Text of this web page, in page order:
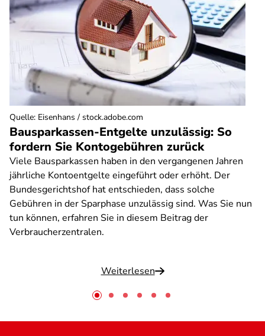
Bausparkassen-Entgelte unzulässig: So
fordern Sie Kontogebühren zurück
Viele Bausparkassen haben in den vergangenen Jahren
jährliche Kontoentgelte eingeführt oder erhöht. Der
Bundesgerichtshof hat entschieden, dass solche
Gebühren in der Sparphase unzulässig sind. Was Sie nun
tun können, erfahren Sie in diesem Beitrag der
Verbraucherzentralen.
Weiterlesen
Quelle: Eisenhans / stock.adobe.com